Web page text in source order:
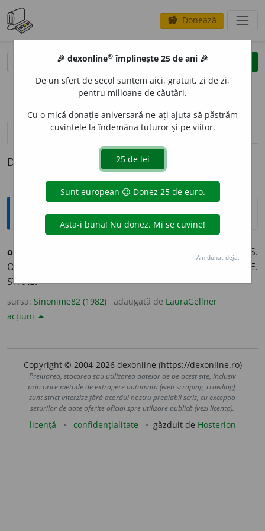
savings Donează
clear
opțiuni
definiții (1) pronunțievolume_up (50)
Definiția cu ID-ul 1012655:
Sinonime
obr
CHIP. CONDIȚIE. FAȚĂ. FIGURĂ. INDIVID. INS.
OM. PERSOANĂ. PERSONAJ. PORTRET. POZIȚIE. SITUAȚIE.
STARE.
sursa: Sinonime82 (1982) adăugată de LauraGellner
acțiuni
Copyright © 2004-2026 dexonline (https://dexonline.ro)
Preluarea, stocarea sau utilizarea datelor de pe acest site, inclusiv
prin orice metode de extragere automată (web scraping, crawling),
sunt strict interzise fără acordul nostru prealabil scris, cu excepția
seturilor de date oferite oficial spre utilizare publică (vezi licența).
licență confidențialitate găzduit de Hosterion
🎉 dexonline® împlinește 25 de ani 🎉
De un sfert de secol suntem aici, gratuit, zi de zi,
pentru milioane de căutări.
Cu o mică donație aniversară ne-ați ajuta să păstrăm
cuvintele la îndemâna tuturor și pe viitor.
Am donat deja.